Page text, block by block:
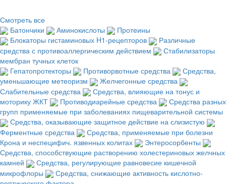
Смотреть все
Батончики
Аминокислоты
Протеины
Блокаторы гистаминовых H1-рецепторов
Различные
средства с противоаллергическим действием
Стабилизаторы
мембран тучных клеток
Гепатопротекторы
Противорвотные средства
Средства,
уменьшающие метеоризм
Желчегонные средства
Слабительные средства
Средства, влияющие на тонус и
моторику ЖКТ
Противодиарейные средства
Средства разных
групп применяемые при заболеваниях пищеварительной системы
Средства, оказывающие защитное действие на слизистую
Ферментные средства
Средства, применяемые при болезни
Крона и неспецифич. язвенных колитах
Энтеросорбенты
Средства, способствующие растворению холестериновых желчных
камней
Средства, регулирующие равновесие кишечной
микрофлоры
Средства, снижающие активность кислотно-